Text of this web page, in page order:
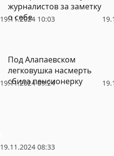
19.11.2024 10:03
журналистов за заметку
о себе
19.11.2024 09:24
Под Алапаевском
легковушка насмерть
сбила пенсионерку
19.11.2024 08:33